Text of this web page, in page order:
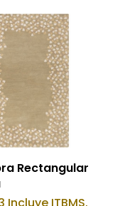
Al Carrito
Rectangular